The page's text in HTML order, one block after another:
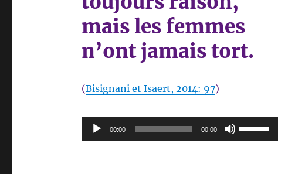
mais les femmes
n’ont jamais tort.
(Bisignani et Isaert, 2014: 97)
Reproductor
de
00:00 00:00
Utiliza
las